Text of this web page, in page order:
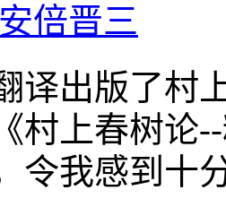
安倍晋三
译出版了村
村上春树论
令我感到十